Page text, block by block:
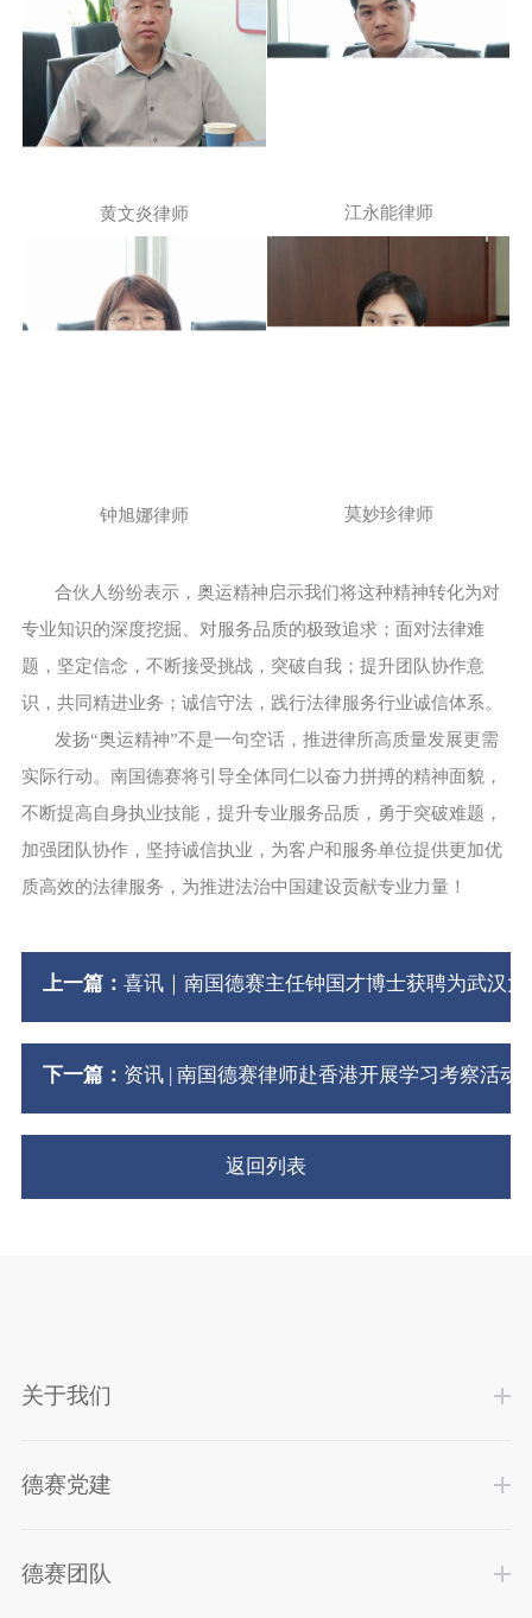
黄文炎律师 江永能律师
钟旭娜律师 莫妙珍律师
合伙人纷纷表示，奥运精神启示我们将这种精神转化为对
专业知识的深度挖掘、对服务品质的极致追求；面对法律难
题，坚定信念，不断接受挑战，突破自我；提升团队协作意
识，共同精进业务；诚信守法，践行法律服务行业诚信体系。
发扬“奥运精神”不是一句空话，推进律所高质量发展更需
实际行动。南国德赛将引导全体同仁以奋力拼搏的精神面貌，
不断提高自身执业技能，提升专业服务品质，勇于突破难题，
加强团队协作，坚持诚信执业，为客户和服务单位提供更加优
质高效的法律服务，为推进法治中国建设贡献专业力量！
上一篇： 喜讯｜南国德赛主任钟国才博士获聘为武汉
下一篇： 资讯 | 南国德赛律师赴香港开展学习考察活动
返回列表
关于我们
德赛党建
德赛团队